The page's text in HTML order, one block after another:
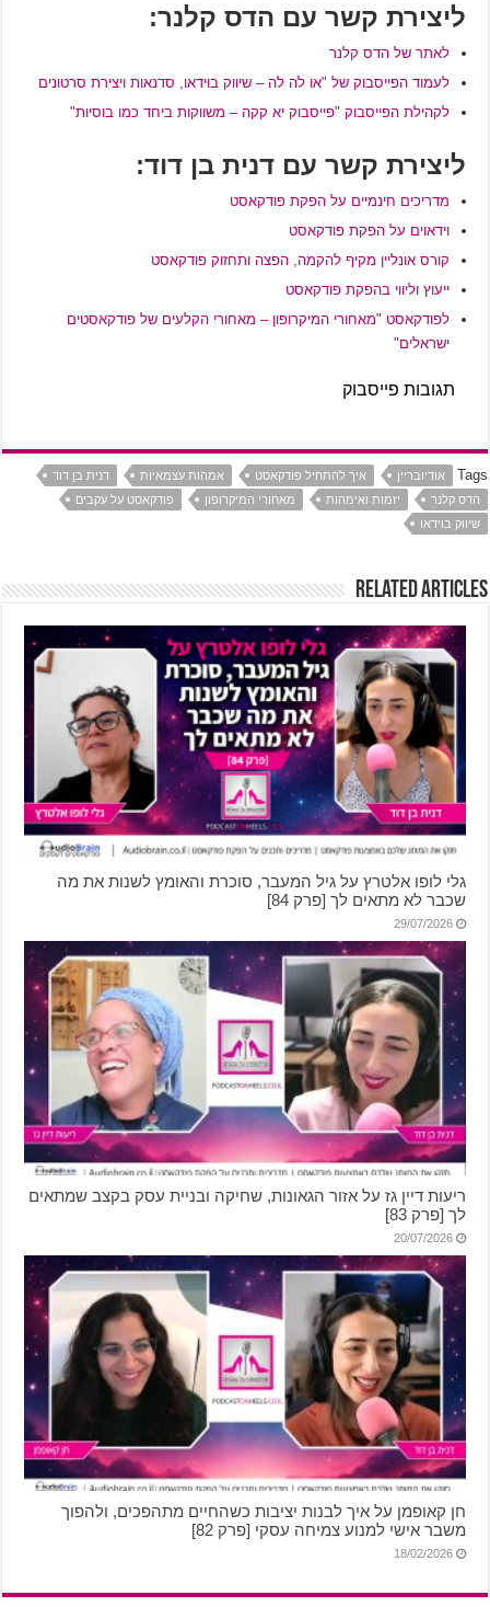
ליצירת קשר עם הדס קלנר:
לאתר של הדס קלנר
לעמוד הפייסבוק של "או לה לה – שיווק בוידאו, סדנאות ויצירת סרטונים
לקהילת הפייסבוק "פייסבוק יא קקה – משווקות ביחד כמו בוסיות"
ליצירת קשר עם דנית בן דוד:
מדריכים חינמיים על הפקת פודקאסט
וידאוים על הפקת פודקאסט
קורס אונליין מקיף להקמה, הפצה ותחזוק פודקאסט
ייעוץ וליווי בהפקת פודקאסט
לפודקאסט "מאחורי המיקרופון – מאחורי הקלעים של פודקאסטים
ישראלים"
תגובות פייסבוק
Tags אודיובריין איך להתחיל פודקאסט אמהות עצמאיות
דנית בן דוד
הדס קלנר
יזמות ואימהות מאחורי המיקרופון
פודקאסט על עקבים
שיווק בוידאו
Related Articles
גלי לופו אלטרץ על גיל המעבר, סוכרת והאומץ לשנות את מה
שכבר לא מתאים לך [פרק 84]
29/07/2026
ריעות דיין גז על אזור הגאונות, שחיקה ובניית עסק בקצב שמתאים
לך [פרק 83]
20/07/2026
חן קאופמן על איך לבנות יציבות כשהחיים מתהפכים, ולהפוך
משבר אישי למנוע צמיחה עסקי [פרק 82]
18/02/2026